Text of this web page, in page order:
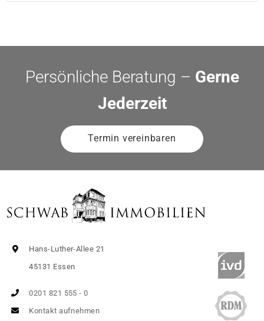
Persönliche Beratung – Gerne
Jederzeit
Termin vereinbaren
Hans-Luther-Allee 21
45131 Essen
0201 821 555 - 0
Kontakt aufnehmen